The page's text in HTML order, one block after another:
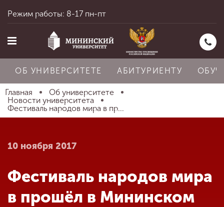
Главная
Абитуриенту
Режим работы: 8-17 пн-пт
ОБ УНИВЕРСИТЕТЕ АБИТУРИЕНТУ
Главная
Об университете
Новости университета
Фестиваль народов мира в пр...
10 ноября 2017
Фестиваль народов мира
в прошёл в Мининском